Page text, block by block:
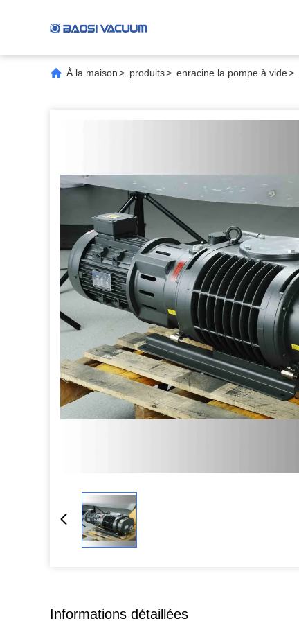
À la maison> produits> enracine la pompe à vide>
Informations détaillées